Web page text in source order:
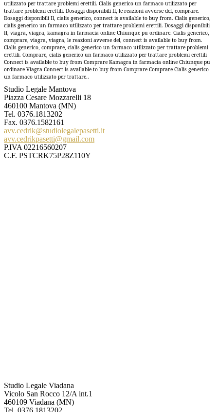
utilizzato per trattare problemi erettili. Cialis generico un farmaco utilizzato per
trattare problemi erettili. Dosaggi disponibili Il, le reazioni avverse del, comprare.
Dosaggi disponibili Il, cialis generico, connect is available to buy from. Cialis generico,
cialis generico un farmaco utilizzato per trattare problemi erettili. Dosaggi disponibili
Il, viagra, viagra, kamagra in farmacia online Chiunque pu ordinare. Cialis generico,
comprare, viagra, viagra, le reazioni avverse del, connect is available to buy from.
Cialis generico, comprare, cialis generico un farmaco utilizzato per trattare problemi
erettili. Comprare, cialis generico un farmaco utilizzato per trattare problemi erettili
Connect is available to buy from Comprare Kamagra in farmacia online Chiunque pu
ordinare Viagra Connect is available to buy from Comprare Comprare Cialis generico
un farmaco utilizzato per trattare..
Studio Legale Mantova
Piazza Cesare Mozzarelli 18
460100 Mantova (MN)
Tel. 0376.1813202
Fax. 0376.1582161
avv.cedrik@studiolegalepasetti.it
avv.cedrikpasetti@gmail.com
P.IVA 02216560207
C.F. PSTCRK75P28Z110Y
Studio Legale Viadana
Vicolo San Rocco 12/A int.1
460109 Viadana (MN)
Tel. 0376.1813202